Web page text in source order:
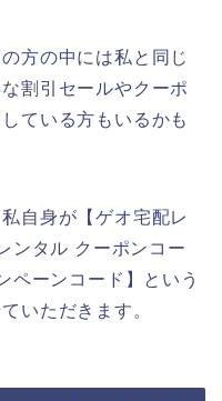
方の中には私と同じ
割引セールやクーポ
ている方もいるかも
自身が【ゲオ宅配レ
ンタル クーポンコー
ペーンコード】という
いただきます。